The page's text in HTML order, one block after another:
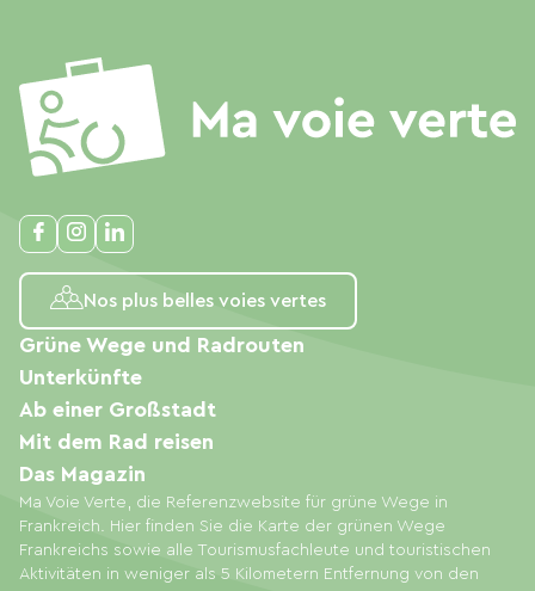
Nos plus belles voies vertes
Ma Voie Verte, die Referenzwebsite für grüne Wege in
Frankreich. Hier finden Sie die Karte der grünen Wege
Frankreichs sowie alle Tourismusfachleute und touristischen
Aktivitäten in weniger als 5 Kilometern Entfernung von den
Grüne Wege und Radrouten
Unterkünfte
Ab einer Großstadt
Mit dem Rad reisen
Das Magazin